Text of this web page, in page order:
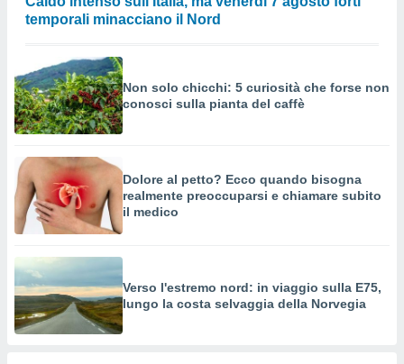
temporali minacciano il Nord
Non solo chicchi: 5 curiosità che forse non
conosci sulla pianta del caffè
Dolore al petto? Ecco quando bisogna
realmente preoccuparsi e chiamare subito
il medico
Verso l'estremo nord: in viaggio sulla E75,
lungo la costa selvaggia della Norvegia